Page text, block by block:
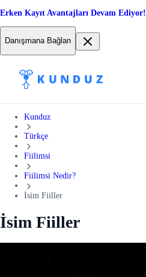
Erken Kayıt Avantajları Devam Ediyor!
Danışmana Bağlan
Kunduz
Türkçe
Fiilimsi
Fiilimsi Nedir?
İsim Fiiller
İsim Fiiller